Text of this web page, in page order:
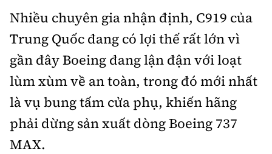
Nhiều chuyên gia nhận định, C919 của
Trung Quốc đang có lợi thế rất lớn vì
gần đây Boeing đang lận đận với loạt
lùm xùm về an toàn, trong đó mới nhất
là vụ bung tấm cửa phụ, khiến hãng
phải dừng sản xuất dòng Boeing 737
MAX.